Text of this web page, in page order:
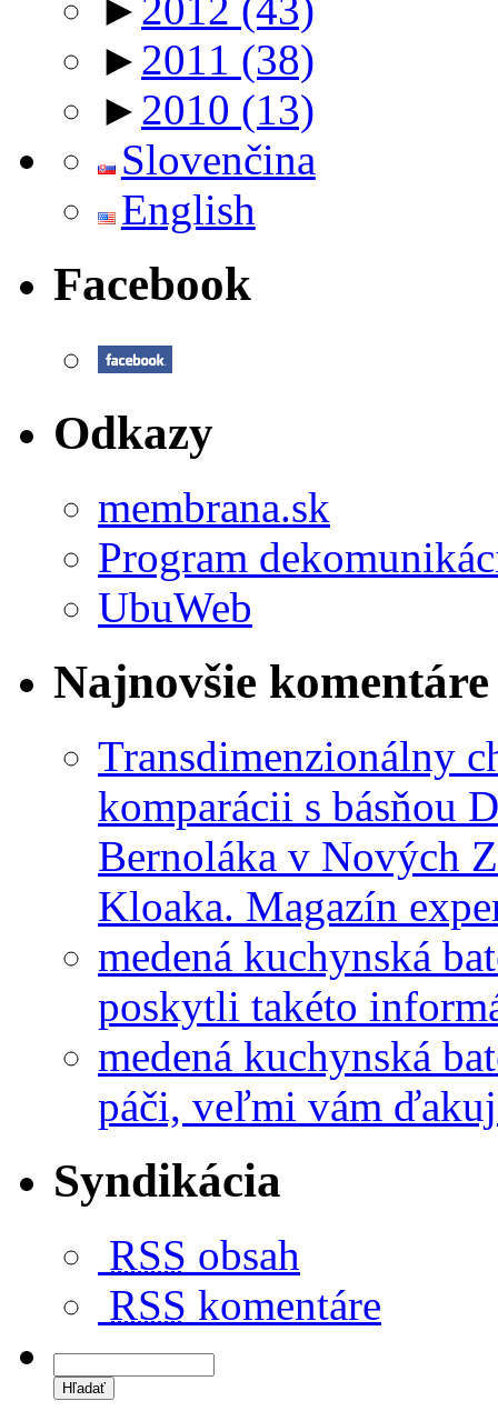
► 2012 (43)
► 2011 (38)
► 2010 (13)
Slovenčina
English
Facebook
Odkazy
membrana.sk
Program
UbuWeb
Najnovšie komentáre
Transdimenzionálny
komparácii s básňou
Bernoláka v Nových
Kloaka. Magazín
medená kuchynská
poskytli takéto
medená kuchynská
páči, veľmi vám
Syndikácia
RSS obsah
RSS komentáre